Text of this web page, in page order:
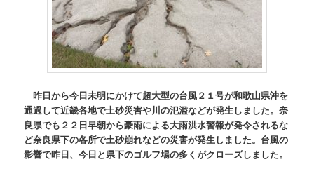
昨日から今日未明にかけて超大型の台風２１号が和歌山県沖を
通過して近畿各地で土砂災害や川の氾濫などが発生しました。奈
良県でも２２日早朝から豪雨による大雨洪水警報が発令されるな
ど奈良県下の各所で土砂崩れなどの災害が発生しました。台風の
影響で昨日、今日と県下のゴルフ場の多くがクローズしました。